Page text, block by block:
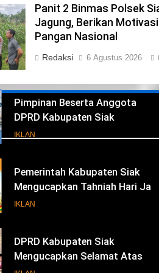
Panit 2 Binmas Polsek
Jagung, Berikan
Pangan Nasional
Redaksi 6 Agustus 2026
Pimpinan Beserta Anggota
DPRD Kabupaten Siak
Mengucapkan Tahniah Hari Jadi
IKLAN
Pemerintah Kabupaten Siak
Mengucapkan Tahniah Hari Jadi
ke-26 Kabupaten Siak
IKLAN
DPRD Kabupaten Siak
Mengucapkan Selamat Atas
Pengambilan Sumpah Jabatan
IKLAN
Pemerintah Kabupaten Siak
Mengucapkan Selamat Atas